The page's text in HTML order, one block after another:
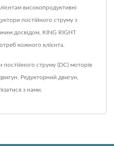
високопродуктивні
постійного струму з
досвідом, KING RIGHT
кожного клієнта.
постійного струму (DC) моторів
Редукторний двигун
з нами